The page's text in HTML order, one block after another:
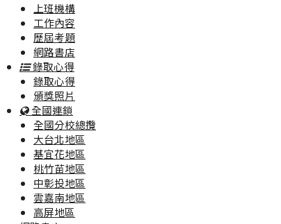
上班機構
工作內容
歷屆考題
網路書店
錄取心得
錄取心得
頒獎照片
全國連鎖
全國分校總攬
大台北地區
基宜花地區
桃竹苗地區
中彰投地區
雲嘉南地區
高屏地區